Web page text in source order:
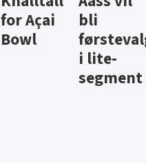
jus fra
Berentsen
iste fra
Hansa